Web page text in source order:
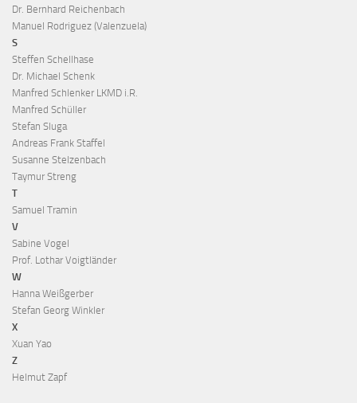
Dr. Bernhard Reichenbach
Manuel Rodriguez (Valenzuela)
S
Steffen Schellhase
Dr. Michael Schenk
Manfred Schlenker LKMD i.R.
Manfred Schüller
Stefan Sluga
Andreas Frank Staffel
Susanne Stelzenbach
Taymur Streng
T
Samuel Tramin
V
Sabine Vogel
Prof. Lothar Voigtländer
W
Hanna Weißgerber
Stefan Georg Winkler
X
Xuan Yao
Z
Helmut Zapf